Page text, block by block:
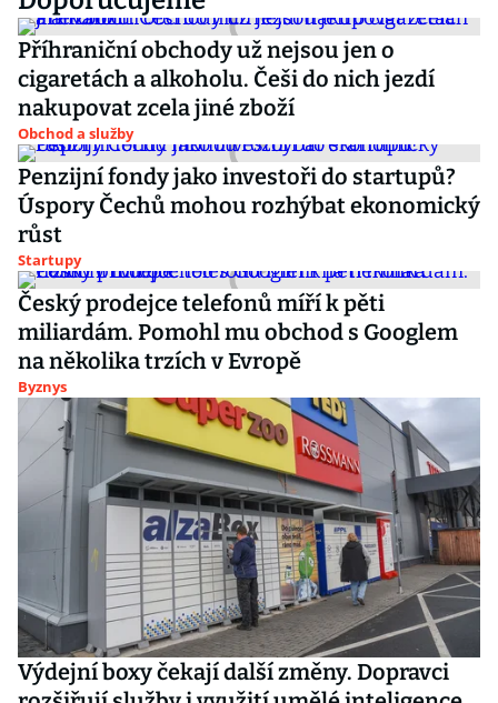
Příhraniční obchody už nejsou jen o
cigaretách a alkoholu. Češi do nich jezdí
nakupovat zcela jiné zboží
Obchod a služby
Penzijní fondy jako investoři do startupů?
Úspory Čechů mohou rozhýbat ekonomický
růst
Startupy
Český prodejce telefonů míří k pěti
miliardám. Pomohl mu obchod s Googlem
na několika trzích v Evropě
Byznys
Výdejní boxy čekají další změny. Dopravci